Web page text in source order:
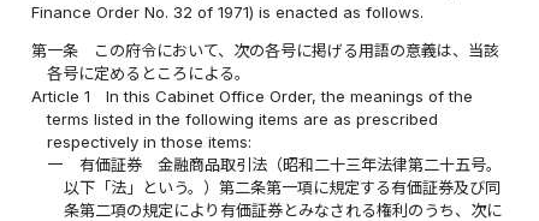
Finance Order No. 32 of 1971) is enacted as follows.
第一条
この府令において、次の各号に掲げる用語の意義は、当該
各号に定めるところによる。
Article 1
In this Cabinet Office Order, the meanings of the
terms listed in the following items are as prescribed
respectively in those items:
一
有価証券 金融商品取引法（昭和二十三年法律第二十五号。
以下「法」という。）第二条第一項に規定する有価証券及び同
条第二項の規定により有価証券とみなされる権利のうち、次に